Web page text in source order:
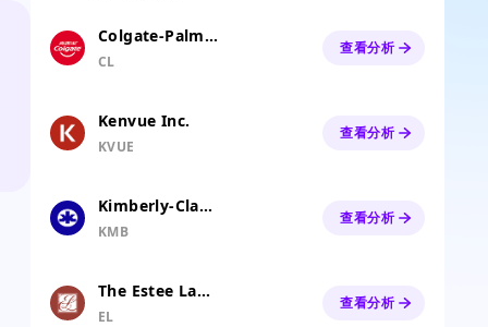
Colgate-Palmolive Company
CL
查看分析
Kenvue Inc.
KVUE
查看分析
Kimberly-Clark Corp.
KMB
查看分析
The Estee Lauder Companies Inc. Class A
EL
查看分析